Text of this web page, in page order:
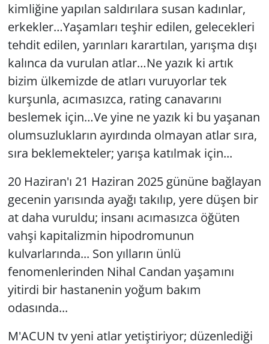
kimliğine yapılan saldırılara susan kadınlar,
erkekler…Yaşamları teşhir edilen, gelecekleri
tehdit edilen, yarınları karartılan, yarışma dışı
kalınca da vurulan atlar…Ne yazık ki artık
bizim ülkemizde de atları vuruyorlar tek
kurşunla, acımasızca, rating canavarını
beslemek için…Ve yine ne yazık ki bu yaşanan
olumsuzlukların ayırdında olmayan atlar sıra,
sıra beklemekteler; yarışa katılmak için...
20 Haziran'ı 21 Haziran 2025 gününe bağlayan
gecenin yarısında ayağı takılıp, yere düşen bir
at daha vuruldu; insanı acımasızca öğüten
vahşi kapitalizmin hipodromunun
kulvarlarında... Son yılların ünlü
fenomenlerinden Nihal Candan yaşamını
yitirdi bir hastanenin yoğum bakım
odasında...
M'ACUN tv yeni atlar yetiştiriyor; düzenlediği